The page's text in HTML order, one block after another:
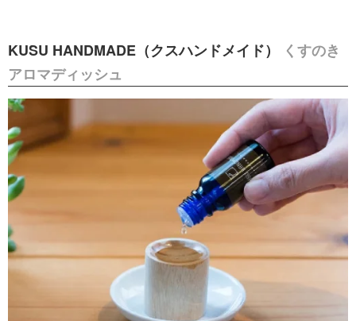
KUSU HANDMADE（クスハンドメイド）
くすのき
アロマディッシュ